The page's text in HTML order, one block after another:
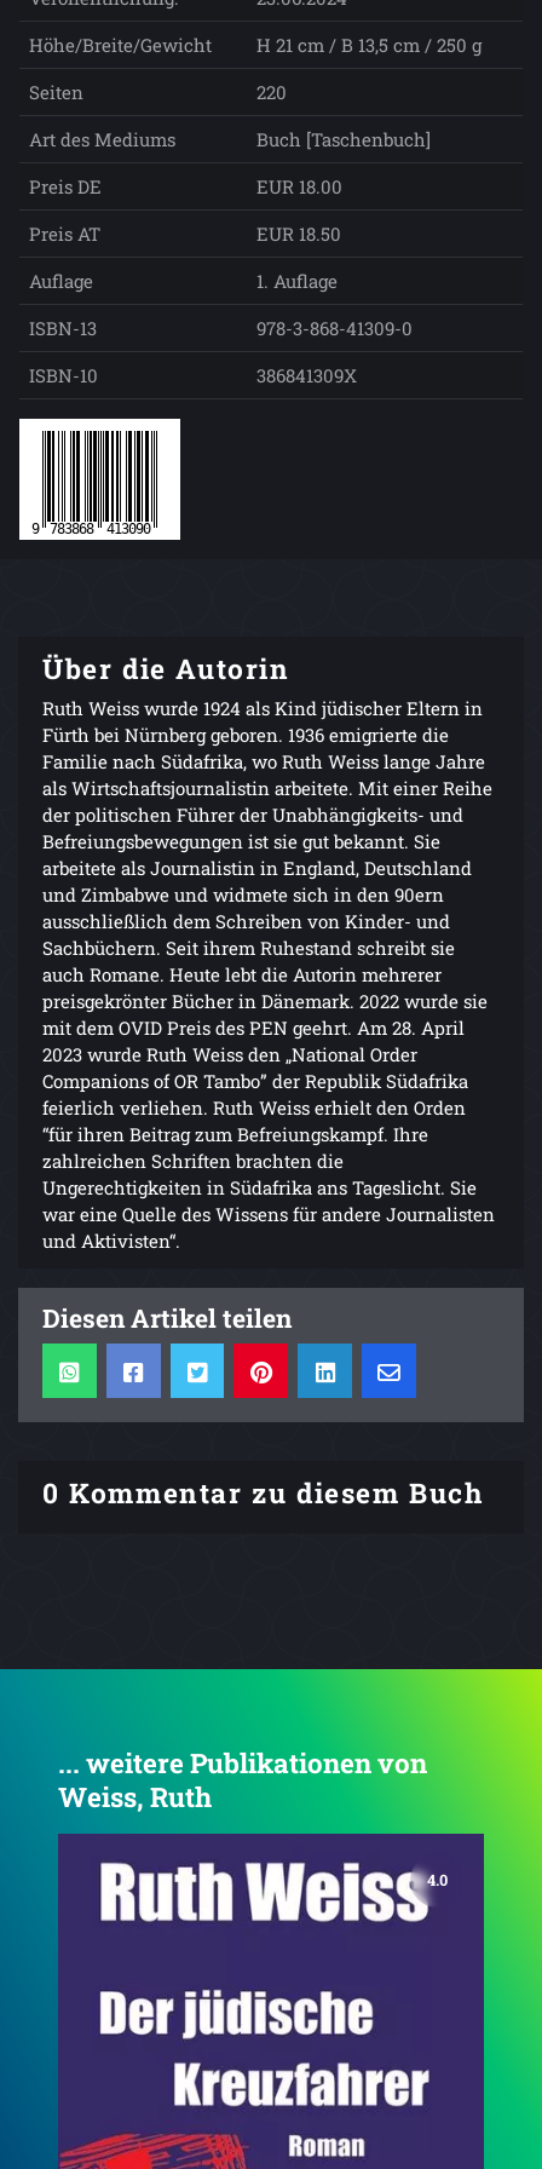
Höhe/Breite/Gewicht
H 21 cm / B 13,5 cm / 250 g
Seiten
220
Art des Mediums
Buch [Taschenbuch]
Preis DE
EUR 18.00
Preis AT
EUR 18.50
Auflage
1. Auflage
ISBN-13
978-3-868-41309-0
ISBN-10
386841309X
Über die Autorin
Ruth Weiss wurde 1924 als Kind jüdischer Eltern in
Fürth bei Nürnberg geboren. 1936 emigrierte die
Familie nach Südafrika, wo Ruth Weiss lange Jahre
als Wirtschaftsjournalistin arbeitete. Mit einer Reihe
der politischen Führer der Unabhängigkeits- und
Befreiungsbewegungen ist sie gut bekannt. Sie
arbeitete als Journalistin in England, Deutschland
und Zimbabwe und widmete sich in den 90ern
ausschließlich dem Schreiben von Kinder- und
Sachbüchern. Seit ihrem Ruhestand schreibt sie
auch Romane. Heute lebt die Autorin mehrerer
preisgekrönter Bücher in Dänemark. 2022 wurde sie
mit dem OVID Preis des PEN geehrt. Am 28. April
2023 wurde Ruth Weiss den „National Order
Companions of OR Tambo” der Republik Südafrika
feierlich verliehen. Ruth Weiss erhielt den Orden
“für ihren Beitrag zum Befreiungskampf. Ihre
zahlreichen Schriften brachten die
Ungerechtigkeiten in Südafrika ans Tageslicht. Sie
war eine Quelle des Wissens für andere Journalisten
und Aktivisten“.
Diesen Artikel teilen
0 Kommentar zu diesem Buch
... weitere Publikationen von
Weiss, Ruth